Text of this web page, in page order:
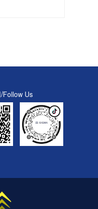
Follow Us